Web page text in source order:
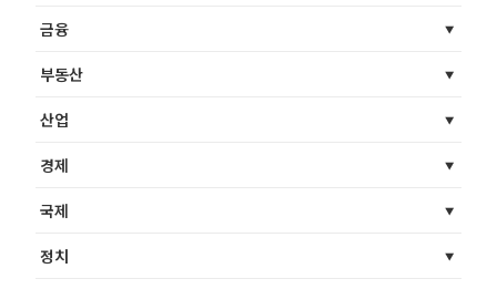
금융
부동산
산업
경제
국제
정치